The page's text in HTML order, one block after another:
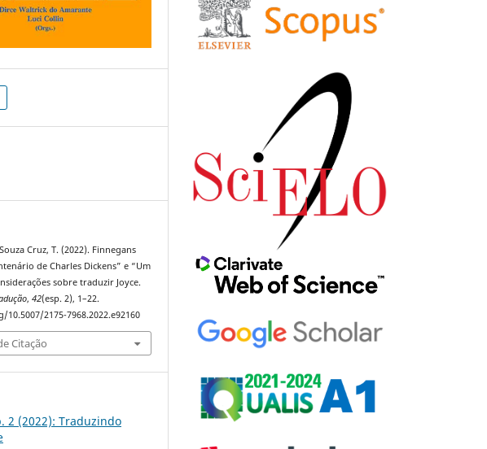
Cruz, T. (2022). Finnegans
de Charles Dickens” e “Um
sobre traduzir Joyce.
,42(esp. 2), 1–22.
2175-7968.2022.e92160
Citação
2 (2022): Traduzindo